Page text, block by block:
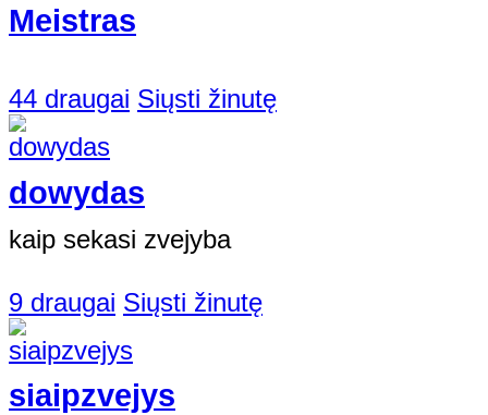
Meistras
44 draugai Siųsti žinutę
dowydas
kaip sekasi zvejyba
9 draugai Siųsti žinutę
siaipzvejys